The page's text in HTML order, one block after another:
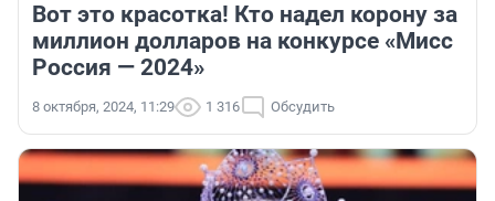
Вот это красотка! Кто надел корону за
миллион долларов на конкурсе «Мисс
Россия — 2024»
8 октября, 2024, 11:29 1 316 Обсудить